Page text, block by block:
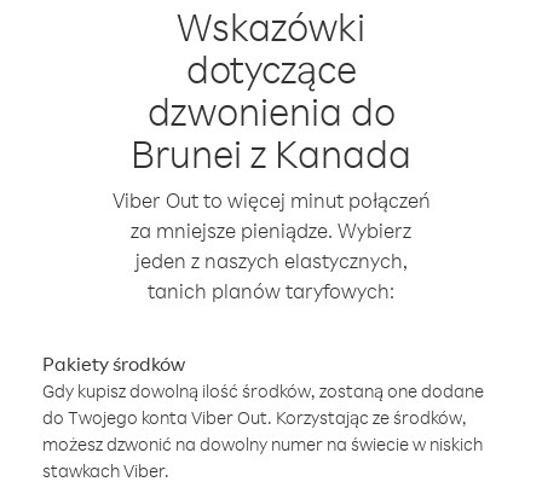
Wskazówki
dotyczące
dzwonienia do
Brunei z Kanada
Viber Out to więcej minut połączeń
za mniejsze pieniądze. Wybierz
jeden z naszych elastycznych,
tanich planów taryfowych:
Pakiety środków
Gdy kupisz dowolną ilość środków, zostaną one dodane
do Twojego konta Viber Out. Korzystając ze środków,
możesz dzwonić na dowolny numer na świecie w niskich
stawkach Viber.